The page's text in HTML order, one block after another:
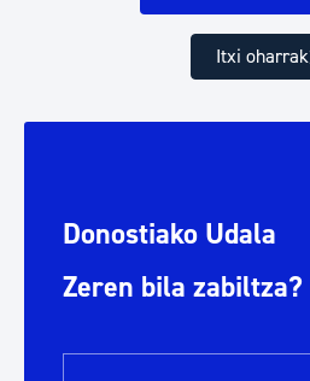
Itxi oharrak
Donostiako Udala
Zeren bila zabiltza?
Bilaketa barra